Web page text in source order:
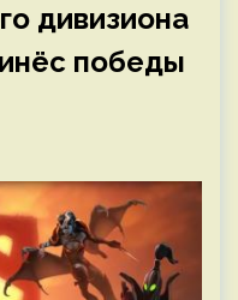
дивизиона
победы